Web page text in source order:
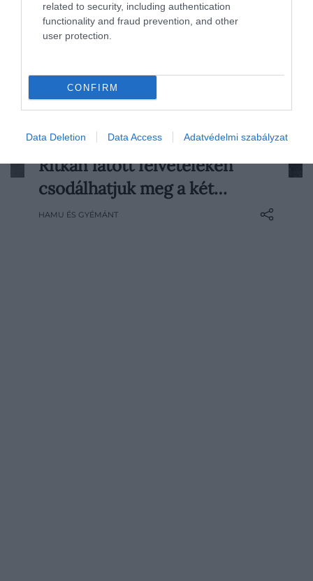
related to security, including authentication
functionality and fraud prevention, and other
user protection.
CONFIRM
Data Deletion Data Access Adatvédelmi szabályzat
A világ egyik legnagyobb filmhíradós
archívuma, a Pathé News különleges
2024. MÁJUS 12. ● HAMU ÉS GYÉMÁNT
Ritkán látott felvételeken
csodálhatjuk meg a két…
HAMU ÉS GYÉMÁNT